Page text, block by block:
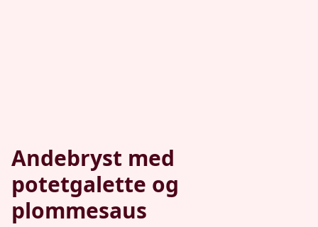
Andebryst med
potetgalette og
plommesaus